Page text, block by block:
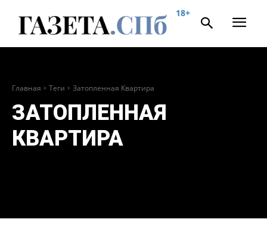
18+
Главная Теги Затопленная Квартира
ЗАТОПЛЕННАЯ
КВАРТИРА